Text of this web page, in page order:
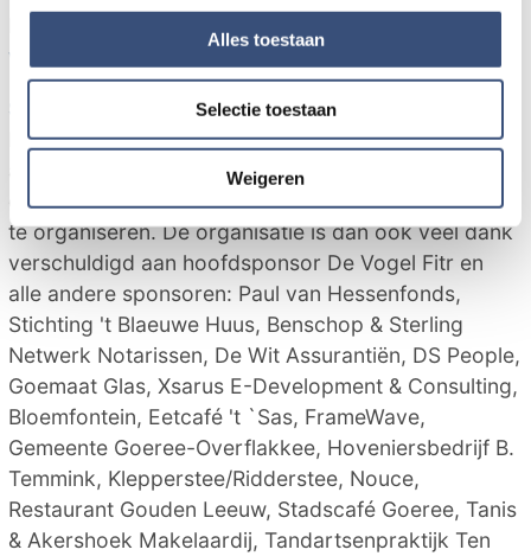
en om ons websiteverkeer te analyseren. Ook delen we
informatie over uw gebruik van onze site met onze
partners kunnen deze gegevens combineren met andere
informatie die u aan ze heeft verstrekt of die ze hebben
verzameld op basis van uw gebruik van hun services.
Alles toestaan
Selectie toestaan
Weigeren
www.havenconcert.nl
De Stichting Havenconcert Goedereede is volledig
afhankelijk van giften, donaties en subsidies. Zonder
deze steun, zou het niet mogelijk zijn dit evenement
te organiseren. De organisatie is dan ook veel dank
verschuldigd aan hoofdsponsor De Vogel Fitr en
alle andere sponsoren: Paul van Hessenfonds,
Stichting 't Blaeuwe Huus, Benschop & Sterling
Netwerk Notarissen, De Wit Assurantiën, DS People,
Goemaat Glas, Xsarus E-Development & Consulting,
Bloemfontein, Eetcafé 't `Sas, FrameWave,
Gemeente Goeree-Overflakkee, Hoveniersbedrijf B.
Temmink, Klepperstee/Ridderstee, Nouce,
Restaurant Gouden Leeuw, Stadscafé Goeree, Tanis
& Akershoek Makelaardij, Tandartsenpraktijk Ten